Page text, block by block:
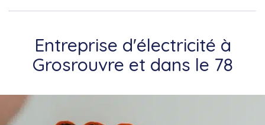
Entreprise d'électricité à
Grosrouvre et dans le 78